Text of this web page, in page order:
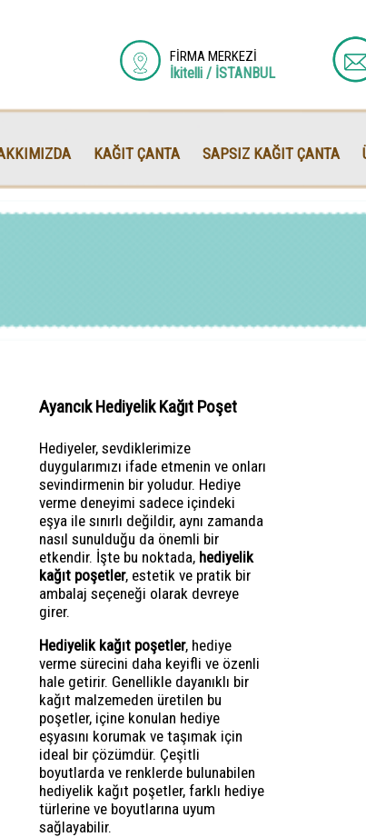
FİRMA MERKEZİ
İkitelli / İSTANBUL
KAĞIT ÇANTA SAPSIZ KAĞIT ÇANTA
Ayancık Hediyelik Kağıt Poşet
Hediyeler, sevdiklerimize
duygularımızı ifade etmenin ve onları
sevindirmenin bir yoludur. Hediye
verme deneyimi sadece içindeki
eşya ile sınırlı değildir, aynı zamanda
nasıl sunulduğu da önemli bir
etkendir. İşte bu noktada, hediyelik
kağıt poşetler, estetik ve pratik bir
ambalaj seçeneği olarak devreye
girer.
Hediyelik kağıt poşetler, hediye
verme sürecini daha keyifli ve özenli
hale getirir. Genellikle dayanıklı bir
kağıt malzemeden üretilen bu
poşetler, içine konulan hediye
eşyasını korumak ve taşımak için
ideal bir çözümdür. Çeşitli
boyutlarda ve renklerde bulunabilen
hediyelik kağıt poşetler, farklı hediye
türlerine ve boyutlarına uyum
sağlayabilir.